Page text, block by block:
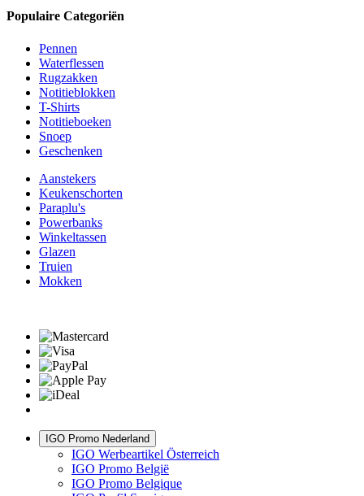
Populaire Categoriën
Pennen
Waterflessen
Rugzakken
Notitieblokken
T-Shirts
Notitieboeken
Snoep
Geschenken
Aanstekers
Keukenschorten
Paraplu's
Powerbanks
Winkeltassen
Glazen
Truien
Mokken
IGO Promo Nederland
IGO Werbeartikel Österreich
IGO Promo België
IGO Promo Belgique